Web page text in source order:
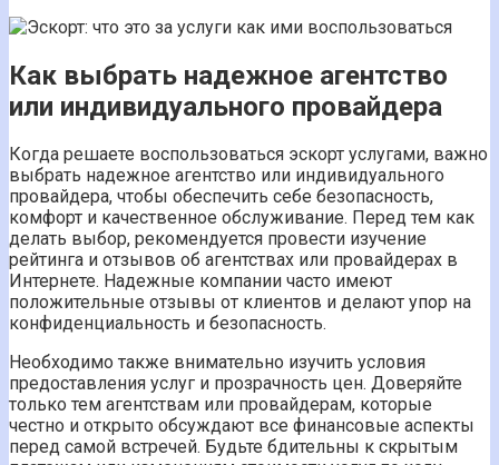
Как выбрать надежное агентство
или индивидуального провайдера
Когда решаете воспользоваться эскорт услугами, важно
выбрать надежное агентство или индивидуального
провайдера, чтобы обеспечить себе безопасность,
комфорт и качественное обслуживание. Перед тем как
делать выбор, рекомендуется провести изучение
рейтинга и отзывов об агентствах или провайдерах в
Интернете. Надежные компании часто имеют
положительные отзывы от клиентов и делают упор на
конфиденциальность и безопасность.
Необходимо также внимательно изучить условия
предоставления услуг и прозрачность цен. Доверяйте
только тем агентствам или провайдерам, которые
честно и открыто обсуждают все финансовые аспекты
перед самой встречей. Будьте бдительны к скрытым